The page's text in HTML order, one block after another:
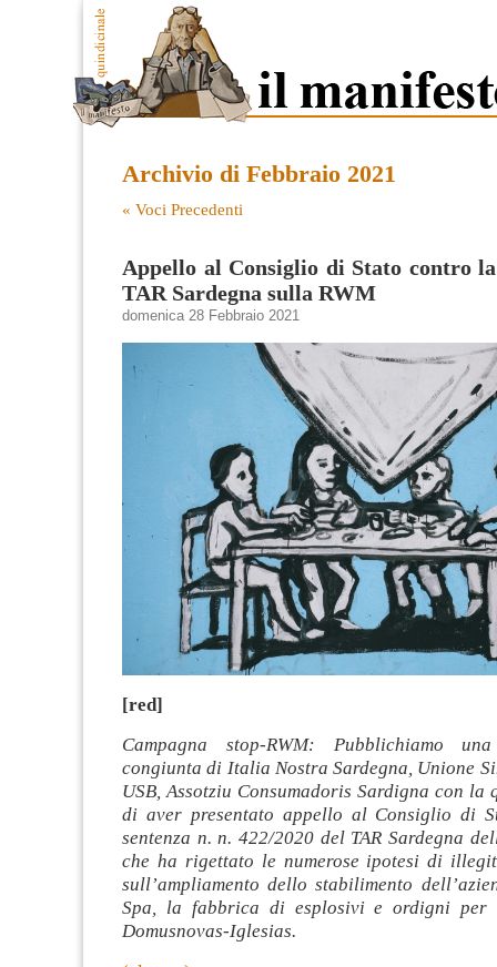
Archivio di Febbraio 2021
« Voci Precedenti
Appello al Consiglio di Stato contro la
TAR Sardegna sulla RWM
domenica 28 Febbraio 2021
[red]
Campagna stop-RWM: Pubblichiamo
congiunta di Italia Nostra Sardegna, Unione
USB, Assotziu Consumadoris Sardigna con la
di aver presentato appello al Consiglio di
sentenza n. n. 422/2020 del TAR Sardegna
che ha rigettato le numerose ipotesi di
sull’ampliamento dello stabilimento
Spa, la fabbrica di esplosivi e ordigni per
Domusnovas-Iglesias.